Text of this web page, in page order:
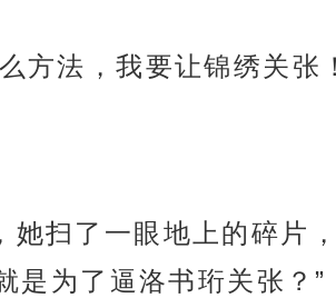
方法，我要让锦绣关张
扫了一眼地上的碎片
是为了逼洛书珩关张？”